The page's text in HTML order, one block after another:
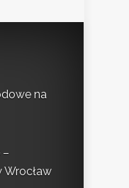
na
Wrocław